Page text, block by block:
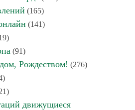
(165)
(141)
(91)
Рождеством! (276)
движущиеся